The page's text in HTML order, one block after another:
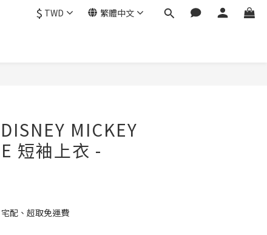
$ TWD 繁體中文
MICKEY
短袖上衣 -
配、超取免運費